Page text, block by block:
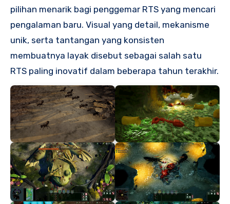
pilihan menarik bagi penggemar RTS yang mencari
pengalaman baru. Visual yang detail, mekanisme
unik, serta tantangan yang konsisten
membuatnya layak disebut sebagai salah satu
RTS paling inovatif dalam beberapa tahun terakhir.